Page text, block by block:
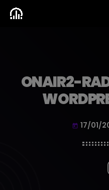
ONAIR2-
today 17/01/